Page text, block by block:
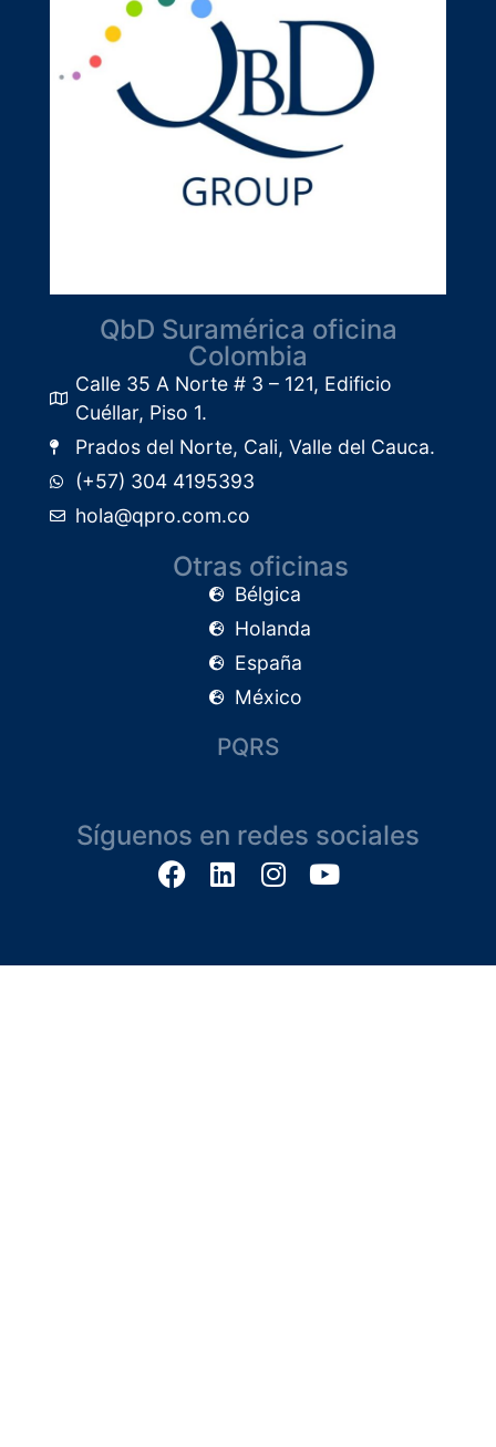
QbD Suramérica oficina
Colombia
Calle 35 A Norte # 3 – 121, Edificio
Cuéllar, Piso 1.​
Prados del Norte, Cali, Valle del Cauca.
(+57) 304 4195393
hola@qpro.com.co
Otras oficinas
Bélgica
Holanda
España
México
PQRS
Síguenos en redes sociales